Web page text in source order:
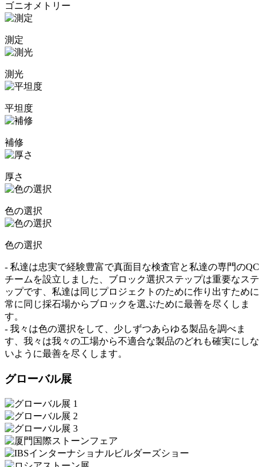
ゴニオメトリー
測定
測光
平坦度
補修
厚さ
色の選択
色の選択
- 私達は忠実で経験豊富で真面目な検査官と私達の専門のQC
チームを設立しました、ブロック選択ステップは重要なステ
ップです、私達は同じプロジェクトのために作り出すために
常に同じ採石場からブロックを選ぶために最善を尽くしま
す。
- 我々は色の選択をして、少しずつあらゆる製品を調べま
す、我々は我々の工場から不適合な製品のどれも確実にしな
いように最善を尽くします。
グローバル展